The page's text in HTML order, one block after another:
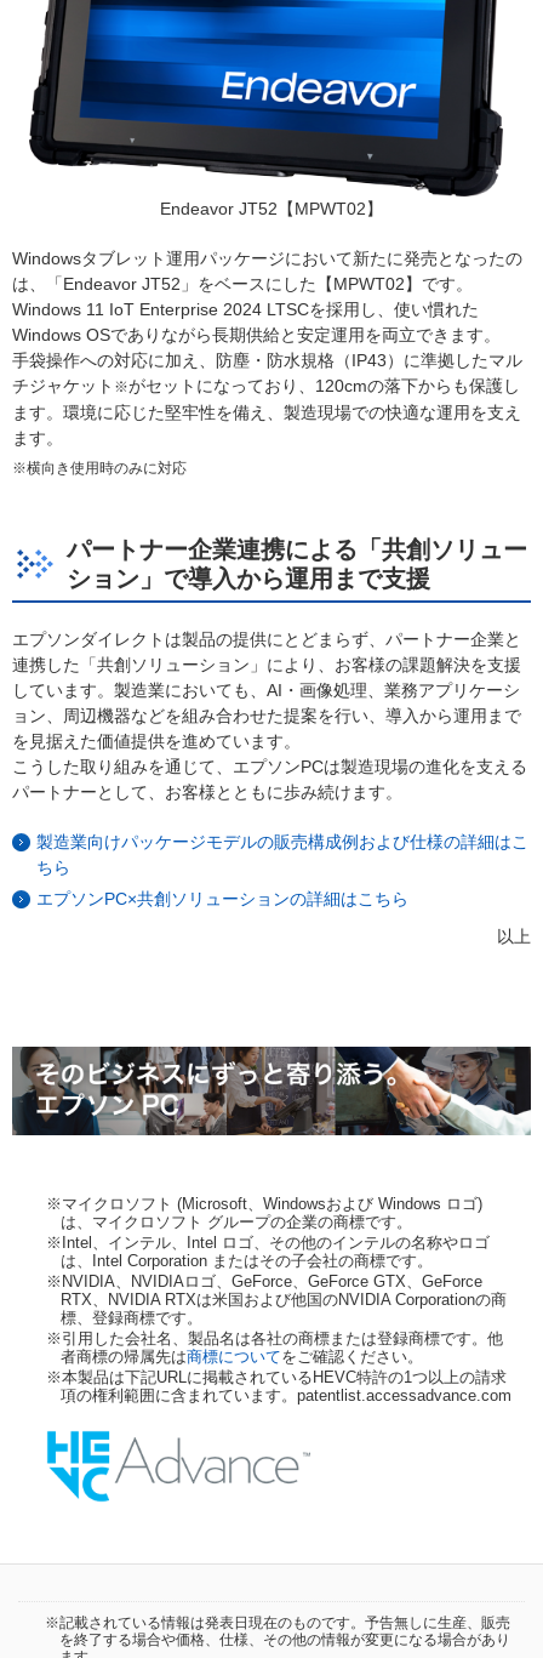
Endeavor JT52【MPWT02】
Windowsタブレット運用パッケージにおいて新たに発売となったの
は、「Endeavor JT52」をベースにした【MPWT02】です。
Windows 11 IoT Enterprise 2024 LTSCを採用し、使い慣れた
Windows OSでありながら長期供給と安定運用を両立できます。
手袋操作への対応に加え、防塵・防水規格（IP43）に準拠したマル
チジャケット ※がセットになっており、120cmの落下からも保護し
ます。環境に応じた堅牢性を備え、製造現場での快適な運用を支え
ます。
※横向き使用時のみに対応
パートナー企業連携による「共創ソリュー
ション」で導入から運用まで支援
エプソンダイレクトは製品の提供にとどまらず、パートナー企業と
連携した「共創ソリューション」により、お客様の課題解決を支援
しています。製造業においても、AI・画像処理、業務アプリケーシ
ョン、周辺機器などを組み合わせた提案を行い、導入から運用まで
を見据えた価値提供を進めています。
こうした取り組みを通じて、エプソンPCは製造現場の進化を支える
パートナーとして、お客様とともに歩み続けます。
製造業向けパッケージモデルの販売構成例および仕様の詳細はこ
ちら
エプソンPC×共創ソリューションの詳細はこちら
以上
※マイクロソフト (Microsoft、Windowsおよび Windows ロゴ)
は、マイクロソフト グループの企業の商標です。
※Intel、インテル、Intel ロゴ、その他のインテルの名称やロゴ
は、Intel Corporation またはその子会社の商標です。
※NVIDIA、NVIDIAロゴ、GeForce、GeForce GTX、GeForce
RTX、NVIDIA RTXは米国および他国のNVIDIA Corporationの商
標、登録商標です。
※引用した会社名、製品名は各社の商標または登録商標です。他
者商標の帰属先は商標についてをご確認ください。
※本製品は下記URLに掲載されているHEVC特許の1つ以上の請求
項の権利範囲に含まれています。patentlist.accessadvance.com
※記載されている情報は発表日現在のものです。予告無しに生産、販売
を終了する場合や価格、仕様、その他の情報が変更になる場合があり